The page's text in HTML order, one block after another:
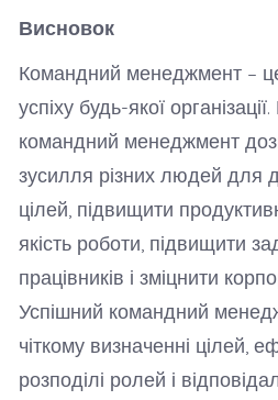
Висновок
Командний менеджмент –
успіху будь-якої
командний менеджмент
зусилля різних людей для
цілей, підвищити
якість роботи, підвищити
працівників і зміцнити
Успішний командний
чіткому визначенні цілей,
розподілі ролей і